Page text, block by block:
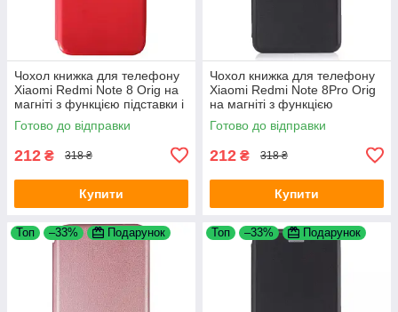
Чохол книжка для телефону
Xiaomi Redmi Note 8 Orig на
магніті з функцією підставки і
кишенею для карт Red 4you
Готово до відправки
212 ₴ 318 ₴
Купити
Чохол книжка для телефону
Xiaomi Redmi Note 8Pro Orig
на магніті з функцією
підставки і кишенею для карт
Black 4you
Готово до відправки
212 ₴ 318 ₴
Купити
Топ –33% Подарунок Топ –33% Подарунок